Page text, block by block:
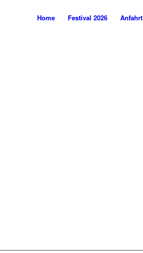
Home Festival 2026 Anfahrt